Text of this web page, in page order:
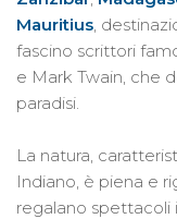
Mauritius,
fascino scrittori
e Mark Twain, che
paradisi.
La natura,
Indiano, è piena e
regalano spettacoli